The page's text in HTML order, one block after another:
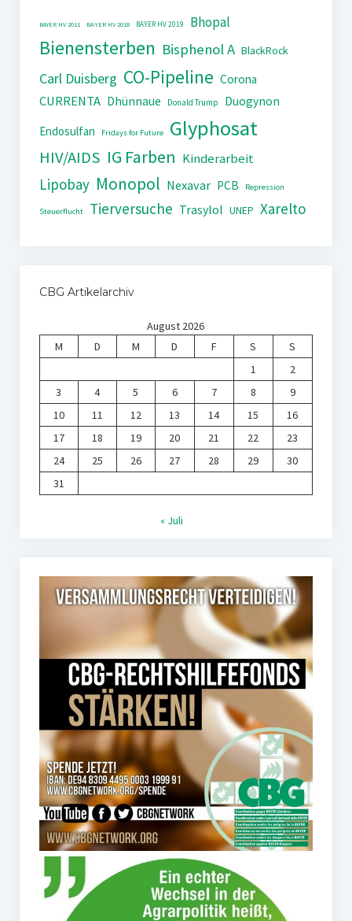
BAYER HV 2011 BAYER HV 2018 BAYER HV 2019 Bhopal
Bienensterben Bisphenol A BlackRock
Carl Duisberg CO-Pipeline Corona
CURRENTA Dhünnaue Donald Trump
Duogynon
Endosulfan
Fridays for Future Glyphosat
HIV/AIDS IG Farben Kinderarbeit
Lipobay Monopol Nexavar PCB Repression
Steuerflucht Tierversuche Trasylol UNEP Xarelto
CBG Artikelarchiv
August 2026
M
D M D F S
S
1
2
3
4 5 6 7 8
9
10
11 12 13 14 15
16
17
18 19 20 21 22
23
24
25 26 27 28 29
30
31
« Juli